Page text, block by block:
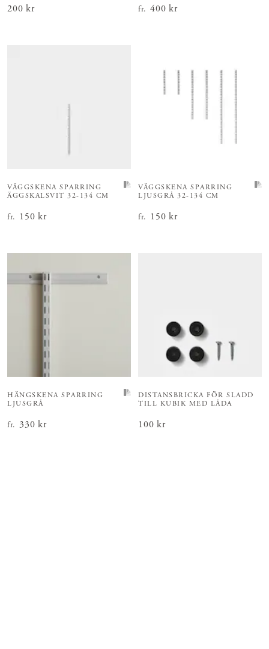
Pris :200 kr
200 kr fr. Pris :400 kr
400 kr
VÄGGSKENA SPARRING
ÄGGSKALSVIT 32-134 CM
fr. Pris :150 kr
150 kr
VÄGGSKENA SPARRING
LJUSGRÅ 32-134 CM
fr. Pris :150 kr
150 kr
HÄNGSKENA SPARRING
LJUSGRÅ
fr. Pris :330 kr
330 kr
DISTANSBRICKA FÖR SLADD
TILL KUBIK MED LÅDA
Pris :100 kr
100 kr